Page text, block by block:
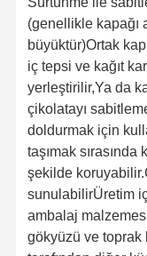
(genellikle kapağı
büyüktür)Ortak
iç tepsi ve kağıt
yerleştirilir,Ya da
çikolatayı
doldurmak için
taşımak
şekilde
sunulabilirÜretim
ambalaj
gökyüzü ve toprak